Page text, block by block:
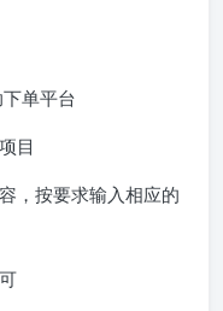
下单平台
目
，按要求输入相应的